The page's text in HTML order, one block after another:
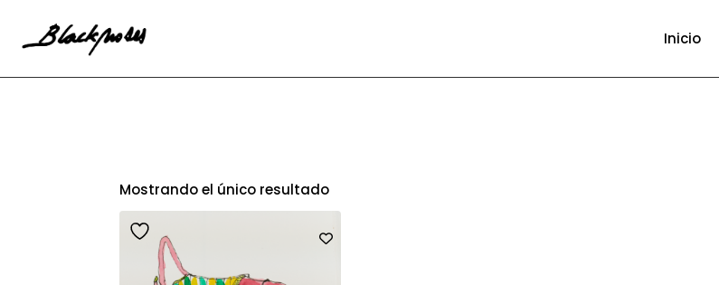
Inicio
Mostrando el único resultado